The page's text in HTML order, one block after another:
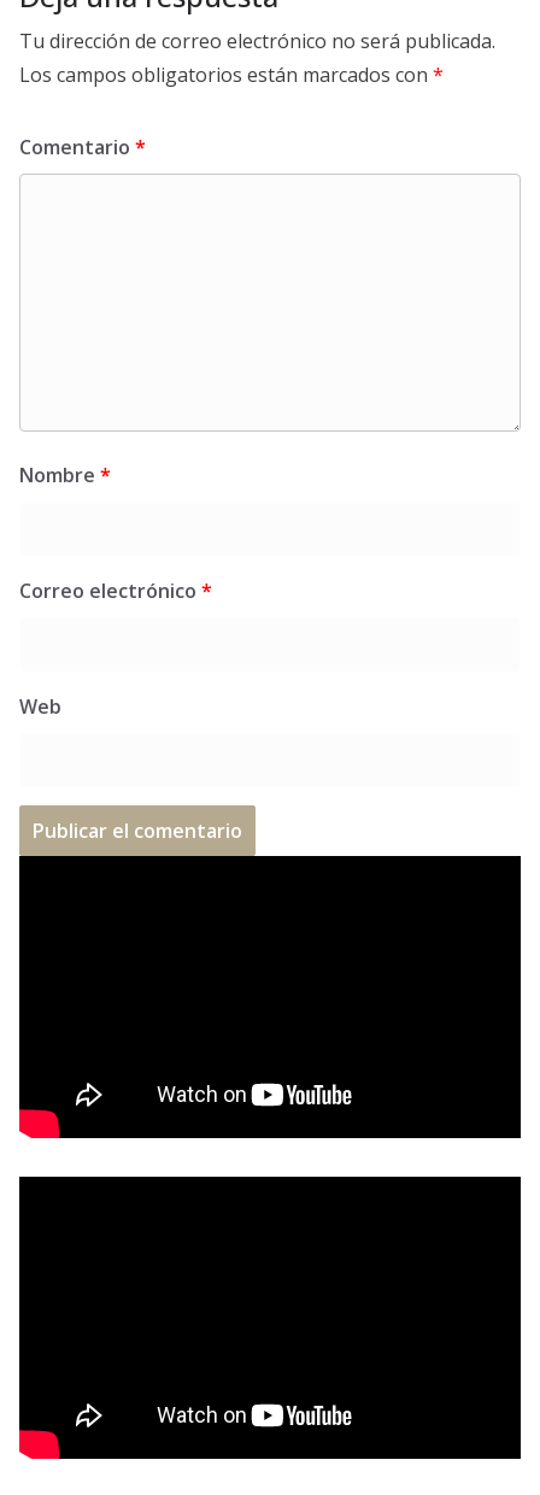
Tu dirección de correo electrónico no será publicada.
Los campos obligatorios están marcados con *
Comentario *
Nombre *
Correo electrónico *
Web